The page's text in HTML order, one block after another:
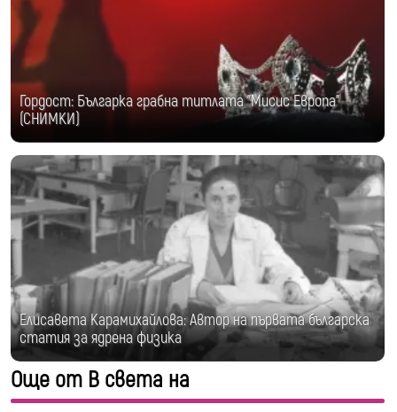
Гордост: Българка грабна титлата "Мисис Европа"
(СНИМКИ)
Елисавета Карамихайлова: Автор на първата българска
статия за ядрена физика
Още от В света на